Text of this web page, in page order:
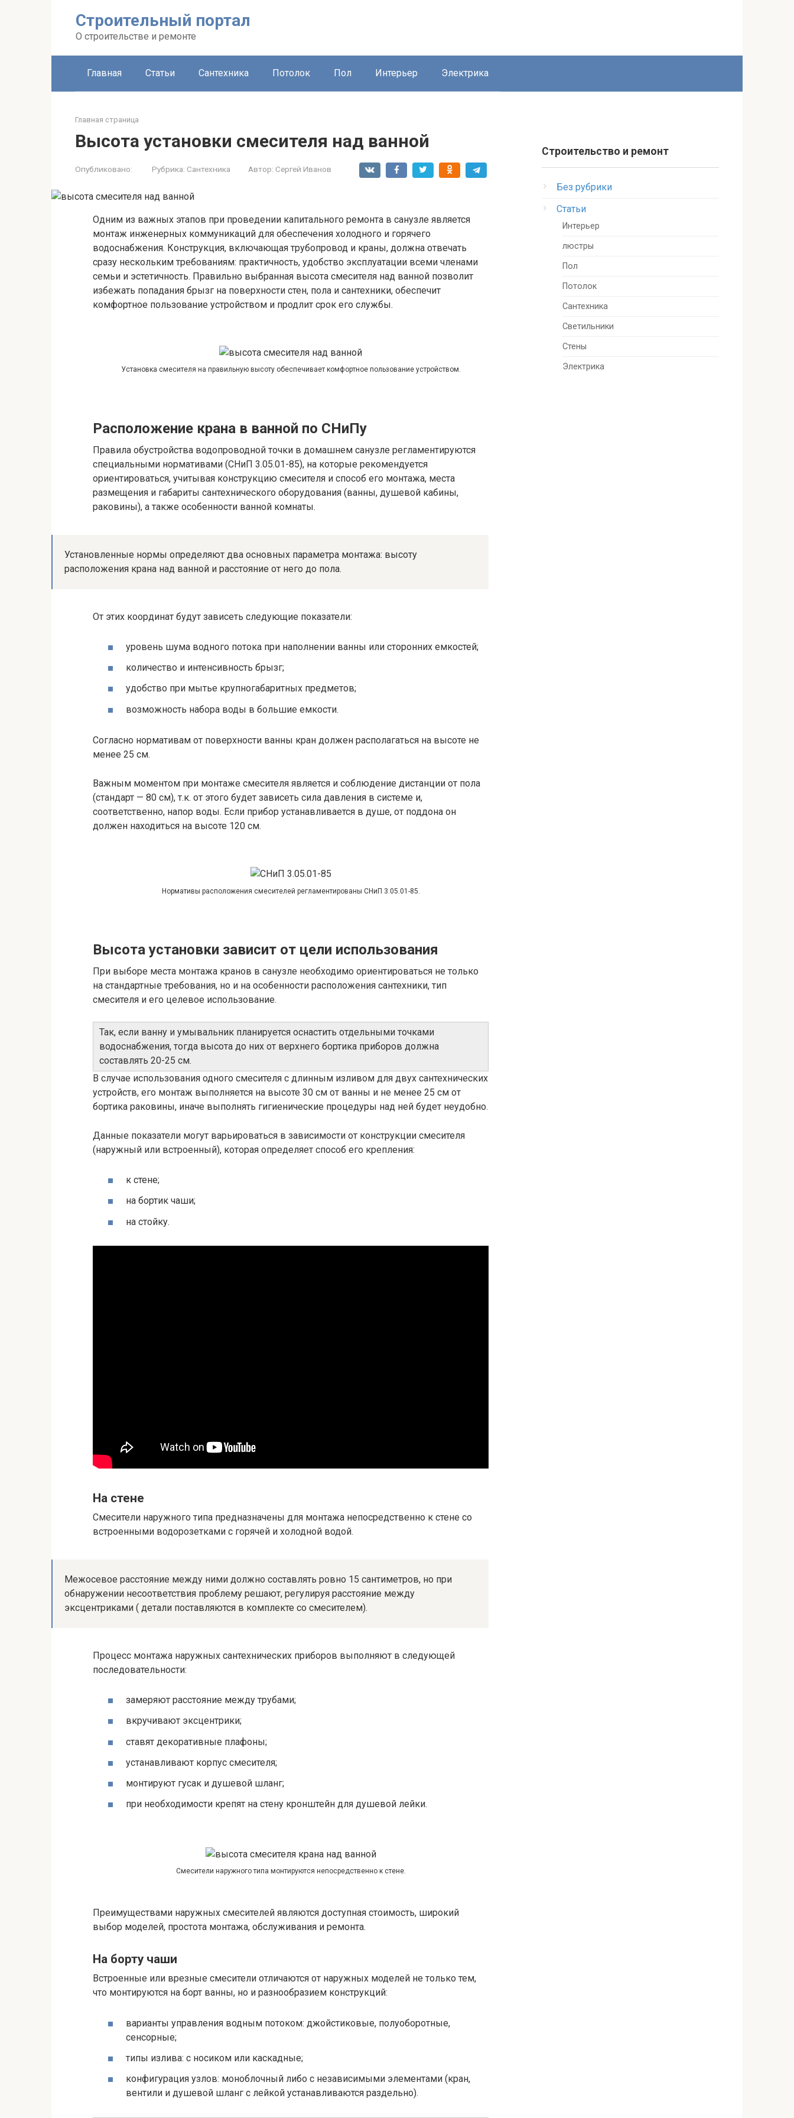
Строительный портал
О строительстве и ремонте
Главная Статьи Сантехника Потолок Пол Интерьер Электрика
Главная страница
Высота установки смесителя над ванной
Опубликовано: Рубрика: Сантехника Автор: Сергей Иванов
Одним из важных этапов при проведении капитального ремонта в санузле является
монтаж инженерных коммуникаций для обеспечения холодного и горячего
водоснабжения. Конструкция, включающая трубопровод и краны, должна отвечать
сразу нескольким требованиям: практичность, удобство эксплуатации всеми членами
семьи и эстетичность. Правильно выбранная высота смесителя над ванной позволит
избежать попадания брызг на поверхности стен, пола и сантехники, обеспечит
комфортное пользование устройством и продлит срок его службы.
Установка смесителя на правильную высоту обеспечивает комфортное пользование устройством.
Расположение крана в ванной по СНиПу
Правила обустройства водопроводной точки в домашнем санузле регламентируются
специальными нормативами (СНиП 3.05.01-85), на которые рекомендуется
ориентироваться, учитывая конструкцию смесителя и способ его монтажа, места
размещения и габариты сантехнического оборудования (ванны, душевой кабины,
раковины), а также особенности ванной комнаты.
Установленные нормы определяют два основных параметра монтажа: высоту
расположения крана над ванной и расстояние от него до пола.
От этих координат будут зависеть следующие показатели:
уровень шума водного потока при наполнении ванны или сторонних емкостей;
количество и интенсивность брызг;
удобство при мытье крупногабаритных предметов;
возможность набора воды в большие емкости.
Согласно нормативам от поверхности ванны кран должен располагаться на высоте не
менее 25 см.
Важным моментом при монтаже смесителя является и соблюдение дистанции от пола
(стандарт — 80 см), т.к. от этого будет зависеть сила давления в системе и,
соответственно, напор воды. Если прибор устанавливается в душе, от поддона он
должен находиться на высоте 120 см.
Нормативы расположения смесителей регламентированы СНиП 3.05.01-85.
Высота установки зависит от цели использования
При выборе места монтажа кранов в санузле необходимо ориентироваться не только
на стандартные требования, но и на особенности расположения сантехники, тип
смесителя и его целевое использование.
Так, если ванну и умывальник планируется оснастить отдельными точками
водоснабжения, тогда высота до них от верхнего бортика приборов должна
составлять 20-25 см.
В случае использования одного смесителя с длинным изливом для двух сантехнических
устройств, его монтаж выполняется на высоте 30 см от ванны и не менее 25 см от
бортика раковины, иначе выполнять гигиенические процедуры над ней будет неудобно.
Данные показатели могут варьироваться в зависимости от конструкции смесителя
(наружный или встроенный), которая определяет способ его крепления:
к стене;
на бортик чаши;
на стойку.
На стене
Смесители наружного типа предназначены для монтажа непосредственно к стене со
встроенными водорозетками с горячей и холодной водой.
Межосевое расстояние между ними должно составлять ровно 15 сантиметров, но при
обнаружении несоответствия проблему решают, регулируя расстояние между
эксцентриками ( детали поставляются в комплекте со смесителем).
Процесс монтажа наружных сантехнических приборов выполняют в следующей
последовательности:
замеряют расстояние между трубами;
вкручивают эксцентрики;
ставят декоративные плафоны;
устанавливают корпус смесителя;
монтируют гусак и душевой шланг;
при необходимости крепят на стену кронштейн для душевой лейки.
Смесители наружного типа монтируются непосредственно к стене.
Преимуществами наружных смесителей являются доступная стоимость, широкий
выбор моделей, простота монтажа, обслуживания и ремонта.
На борту чаши
Встроенные или врезные смесители отличаются от наружных моделей не только тем,
что монтируются на борт ванны, но и разнообразием конструкций:
варианты управления водным потоком: джойстиковые, полуоборотные,
сенсорные;
типы излива: с носиком или каскадные;
конфигурация узлов: моноблочный либо с независимыми элементами (кран,
вентили и душевой шланг с лейкой устанавливаются раздельно).
Строительство и ремонт
Без рубрики
Статьи
Интерьер
люстры
Пол
Потолок
Сантехника
Светильники
Стены
Электрика